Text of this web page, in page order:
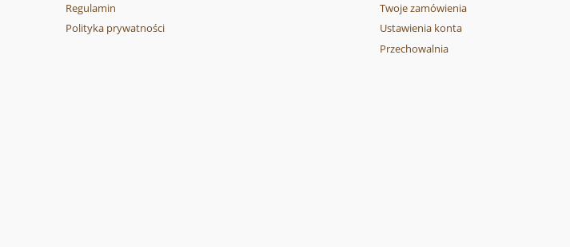
Regulamin
Polityka prywatności
Twoje zamówienia
Ustawienia konta
Przechowalnia